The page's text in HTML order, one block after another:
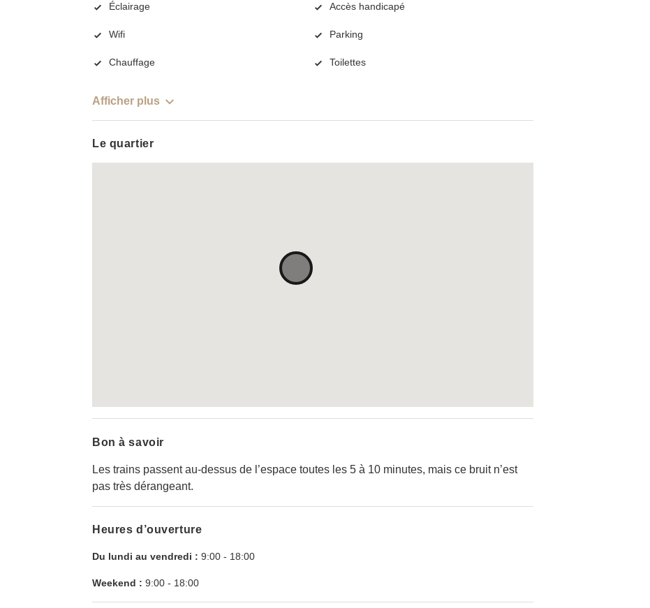
Éclairage Accès handicapé
Wifi Parking
Chauffage Toilettes
Afficher plus
Le quartier
Bon à savoir
Les trains passent au-dessus de l’espace toutes les 5 à 10 minutes, mais ce bruit n’est
pas très dérangeant.
Heures d’ouverture
Du lundi au vendredi : 9:00 - 18:00
Weekend : 9:00 - 18:00